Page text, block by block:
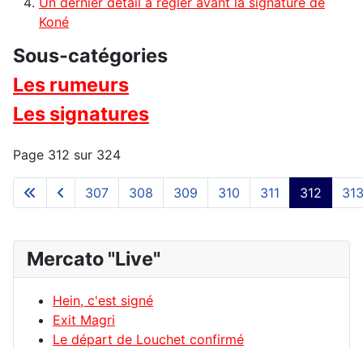
Koné
Sous-catégories
Les rumeurs
Les signatures
Page 312 sur 324
307 308 309 310 311 312 313
Mercato "Live"
Hein, c'est signé
Exit Magri
Le départ de Louchet confirmé